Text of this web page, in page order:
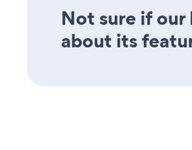
Not sure if
about its